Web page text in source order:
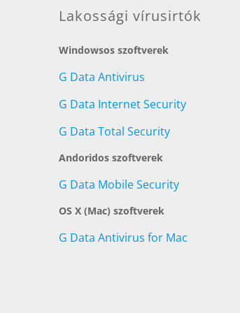
Lakossági vírusirtók
Windowsos szoftverek
G Data Antivirus
G Data Internet Security
G Data Total Security
Andoridos szoftverek
G Data Mobile Security
OS X (Mac) szoftverek
G Data Antivirus for Mac